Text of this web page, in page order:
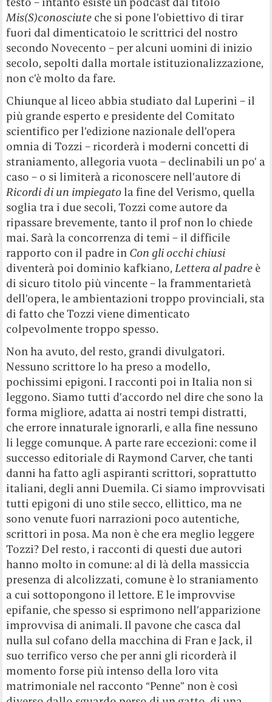
Mis(S)conosciute che si pone l’obiettivo di tirar
fuori dal dimenticatoio le scrittrici del nostro
secondo Novecento – per alcuni uomini di inizio
secolo, sepolti dalla mortale istituzionalizzazione,
non c’è molto da fare.
Chiunque al liceo abbia studiato dal Luperini – il
più grande esperto e presidente del Comitato
scientifico per l’edizione nazionale dell’opera
omnia di Tozzi – ricorderà i moderni concetti di
straniamento, allegoria vuota – declinabili un po’ a
caso – o si limiterà a riconoscere nell’autore di
Ricordi di un impiegato la fine del Verismo, quella
soglia tra i due secoli, Tozzi come autore da
ripassare brevemente, tanto il prof non lo chiede
mai. Sarà la concorrenza di temi – il difficile
rapporto con il padre in Con gli occhi chiusi
diventerà poi dominio kafkiano,Lettera al padre è
di sicuro titolo più vincente – la frammentarietà
dell’opera, le ambientazioni troppo provinciali, sta
di fatto che Tozzi viene dimenticato
colpevolmente troppo spesso.
Non ha avuto, del resto, grandi divulgatori.
Nessuno scrittore lo ha preso a modello,
pochissimi epigoni. I racconti poi in Italia non si
leggono. Siamo tutti d’accordo nel dire che sono la
forma migliore, adatta ai nostri tempi distratti,
che errore innaturale ignorarli, e alla fine nessuno
li legge comunque. A parte rare eccezioni: come il
successo editoriale di Raymond Carver, che tanti
danni ha fatto agli aspiranti scrittori, soprattutto
italiani, degli anni Duemila. Ci siamo improvvisati
tutti epigoni di uno stile secco, ellittico, ma ne
sono venute fuori narrazioni poco autentiche,
scrittori in posa. Ma non è che era meglio leggere
Tozzi? Del resto, i racconti di questi due autori
hanno molto in comune: al di là della massiccia
presenza di alcolizzati, comune è lo straniamento
a cui sottopongono il lettore. E le improvvise
epifanie, che spesso si esprimono nell’apparizione
improvvisa di animali. Il pavone che casca dal
nulla sul cofano della macchina di Fran e Jack, il
suo terrifico verso che per anni gli ricorderà il
momento forse più intenso della loro vita
matrimoniale nel racconto “Penne” non è così